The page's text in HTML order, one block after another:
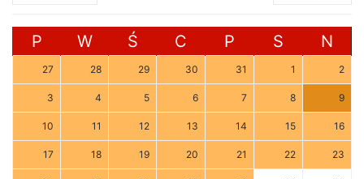
P W Ś C P S N
27 28 29 30 31 1 2
3 4 5 6 7 8 9
10 11 12 13 14 15 16
17 18 19 20 21 22 23